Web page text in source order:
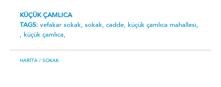
KÜÇÜK ÇAMLICA
TAGS: vefakar sokak, sokak, cadde, küçük çamlıca mahallesi,
, küçük çamlıca,
HARITA / SOKAK